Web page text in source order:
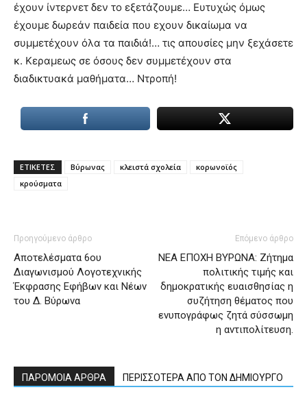
έχουν ίντερνετ δεν το εξετάζουμε… Ευτυχώς όμως
έχουμε δωρεάν παιδεία που εχουν δικαίωμα να
συμμετέχουν όλα τα παιδιά!… τις απουσίες μην ξεχάσετε
κ. Κεραμεως σε όσους δεν συμμετέχουν στα
διαδικτυακά μαθήματα… Ντροπή!
ΕΤΙΚΕΤΕΣ Βύρωνας κλειστά σχολεία
κορωνοϊός
κρούσματα
Προηγούμενο άρθρο
Aποτελέσματα 6ου
Διαγωνισμού Λογοτεχνικής
Έκφρασης Εφήβων και Νέων
του Δ. Βύρωνα
Επόμενο άρθρο
ΝΕΑ ΕΠΟΧΗ ΒΥΡΩΝΑ: Ζήτημα
πολιτικής τιμής και
δημοκρατικής ευαισθησίας η
συζήτηση θέματος που
ενυπογράφως ζητά σύσσωμη
η αντιπολίτευση.
ΠΑΡΟΜΟΙΑ ΑΡΘΡΑ ΠΕΡΙΣΣΟΤΕΡΑ ΑΠΟ ΤΟΝ ΔΗΜΙΟΥΡΓΟ